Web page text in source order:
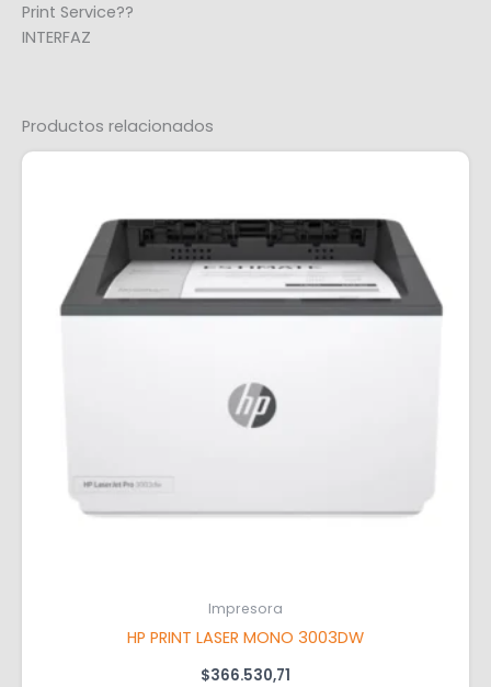
Print Service??
INTERFAZ
Productos relacionados
Impresora
HP PRINT LASER MONO 3003DW
$366.530,71